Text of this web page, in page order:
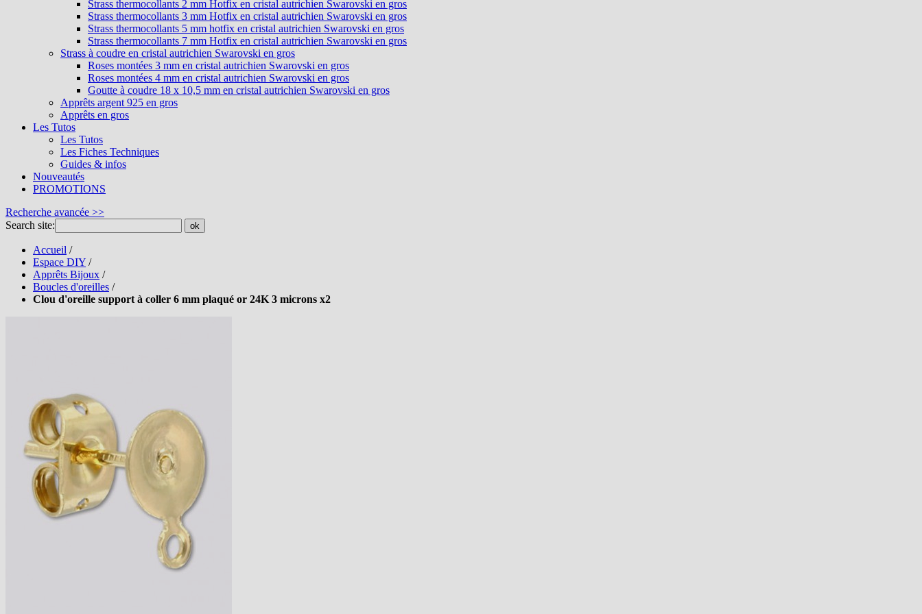
Strass thermocollants 2 mm Hotfix en cristal autrichien Swarovski en gros
Strass thermocollants 3 mm Hotfix en cristal autrichien Swarovski en gros
Strass thermocollants 5 mm hotfix en cristal autrichien Swarovski en gros
Strass thermocollants 7 mm Hotfix en cristal autrichien Swarovski en gros
Strass à coudre en cristal autrichien Swarovski en gros
Roses montées 3 mm en cristal autrichien Swarovski en gros
Roses montées 4 mm en cristal autrichien Swarovski en gros
Goutte à coudre 18 x 10,5 mm en cristal autrichien Swarovski en gros
Apprêts argent 925 en gros
Apprêts en gros
Les Tutos
Les Tutos
Les Fiches Techniques
Guides & infos
Nouveautés
PROMOTIONS
Recherche avancée >>
Search site:
ok
Accueil /
Espace DIY /
Apprêts Bijoux /
Boucles d'oreilles /
Clou d'oreille support à coller 6 mm plaqué or 24K 3 microns x2